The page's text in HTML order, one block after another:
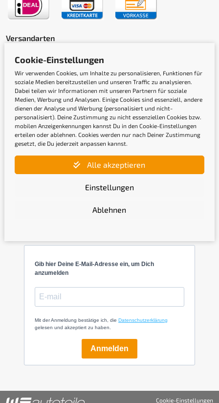
Versandarten
Gütesiegel
Gib hier Deine E-Mail-Adresse ein, um Dich
anzumelden
Mit der Anmeldung bestätige ich, die Datenschutzerklärung
gelesen und akzeptiert zu haben.
Anmelden
Cookie-Einstellungen
Cookie-Einstellungen
Wir verwenden Cookies, um Inhalte zu personalisieren, Funktionen für
soziale Medien bereitzustellen und unseren Traffic zu analysieren.
Dabei teilen wir Informationen mit unseren Partnern für soziale
Medien, Werbung und Analysen. Einige Cookies sind essenziell, andere
dienen der Analyse und Werbung (personalisiert und nicht-
personalisiert). Deine Zustimmung zu nicht essenziellen Cookies bzw.
mobilen Anzeigenkennungen kannst Du in den Cookie-Einstellungen
erteilen oder ablehnen. Cookies werden nur nach Deiner Zustimmung
gesetzt, die Du jederzeit anpassen kannst.
Alle akzeptieren
Einstellungen
Ablehnen